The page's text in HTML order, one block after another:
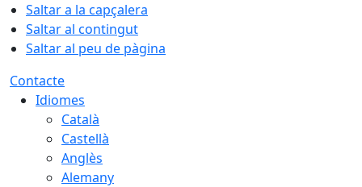
Saltar a la capçalera
Saltar al contingut
Saltar al peu de pàgina
Contacte
Idiomes
Català
Castellà
Anglès
Alemany